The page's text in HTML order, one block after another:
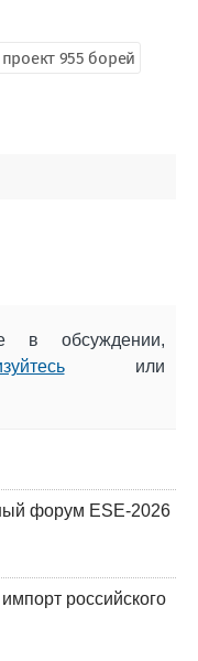
проект 955 борей
в обсуждении,
или
форум ESE-2026
российского